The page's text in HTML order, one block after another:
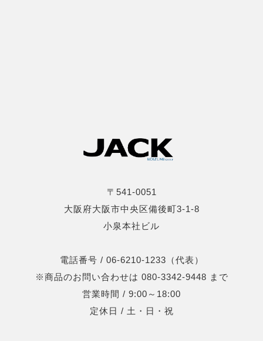
〒541-0051
大阪府大阪市中央区備後町3-1-8
小泉本社ビル
電話番号 / 06-6210-1233（代表）
※商品のお問い合わせは 080-3342-9448 まで
営業時間 / 9:00～18:00
定休日 / 土・日・祝